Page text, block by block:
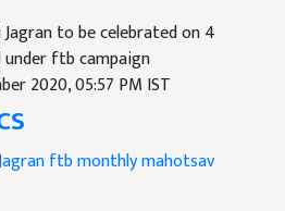
to be celebrated on 4
ftb campaign
2020, 05:57 PM IST
ftb monthly mahotsav